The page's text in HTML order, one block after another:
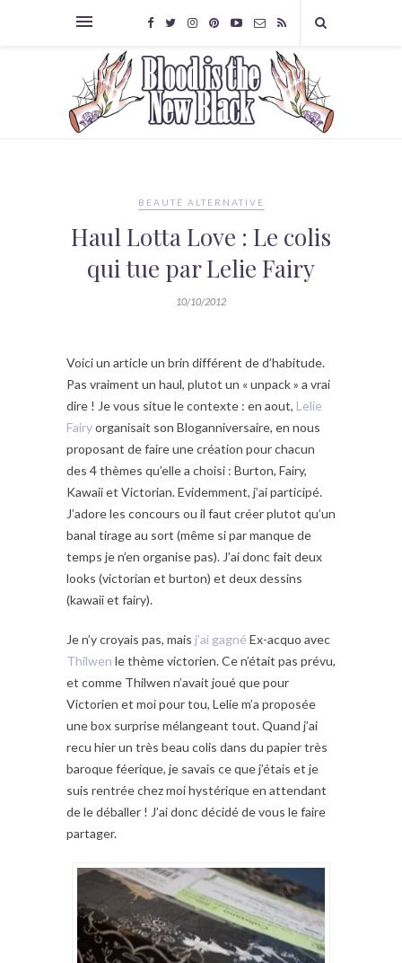
BEAUTÉ ALTERNATIVE
Haul Lotta Love : Le colis
qui tue par Lelie Fairy
10/10/2012
Voici un article un brin différent de d’habitude.
Pas vraiment un haul, plutot un « unpack » a vrai
dire ! Je vous situe le contexte : en aout, Lelie
Fairyorganisait son Bloganniversaire, en nous
proposant de faire une création pour chacun
des 4 thèmes qu’elle a choisi : Burton, Fairy,
Kawaii et Victorian. Evidemment, j’ai participé.
J’adore les concours ou il faut créer plutot qu’un
banal tirage au sort (même si par manque de
temps je n’en organise pas). J’ai donc fait deux
looks (victorian et burton) et deux dessins
(kawaii et fairy).
Je n’y croyais pas, mais j’ai gagné Ex-acquo avec
Thilwen le thème victorien. Ce n’était pas prévu,
et comme Thilwen n’avait joué que pour
Victorien et moi pour tou, Lelie m’a proposée
une box surprise mélangeant tout. Quand j’ai
recu hier un très beau colis dans du papier très
baroque féerique, je savais ce que j’étais et je
suis rentrée chez moi hystérique en attendant
de le déballer ! J’ai donc décidé de vous le faire
partager.